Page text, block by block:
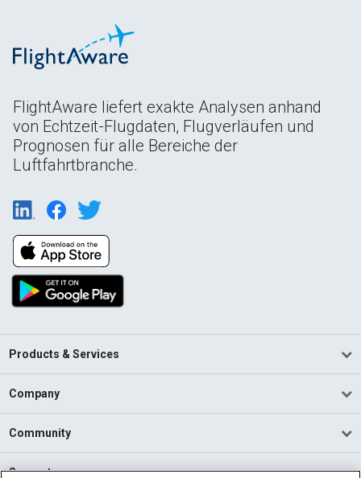
FlightAware liefert exakte Analysen anhand
von Echtzeit-Flugdaten, Flugverläufen und
Prognosen für alle Bereiche der
Luftfahrtbranche.
Products & Services
Company
Community
Support